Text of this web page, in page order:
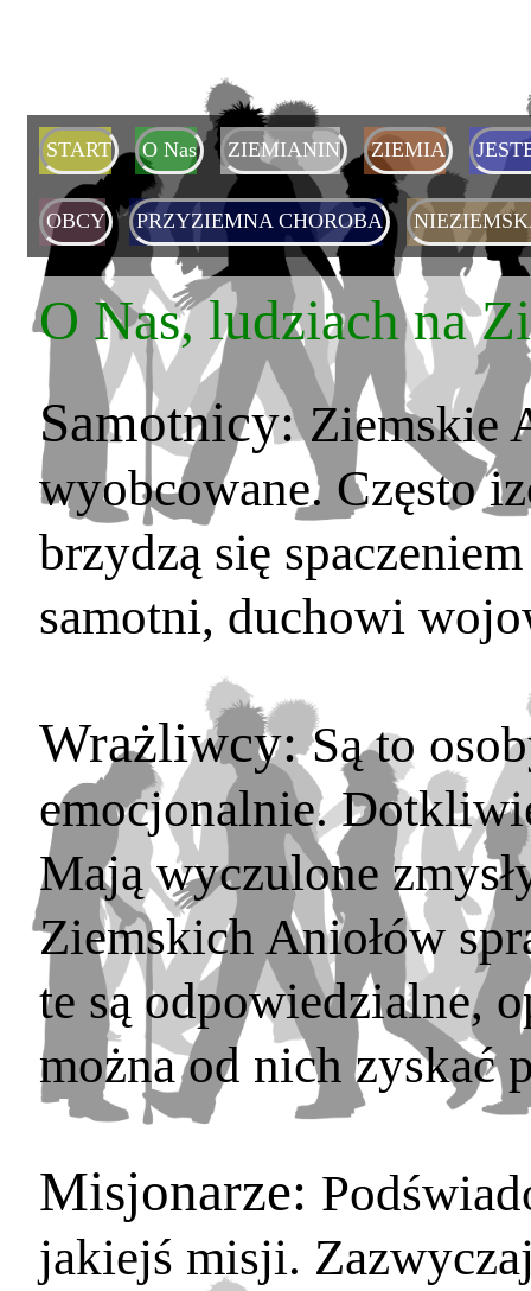
START O Nas ZIEMIANIN ZIEMIA
OBCY PRZYZIEMNA CHOROBA
O Nas, ludziach na
Samotnicy:Ziemskie
wyobcowane. Często
brzydzą się
samotni, duchowi
Wrażliwcy:Są to
emocjonalnie.
Mają wyczulone
Ziemskich Aniołów
te są odpowiedzialne,
można od nich zyskać
Misjonarze:
jakiejś misji.